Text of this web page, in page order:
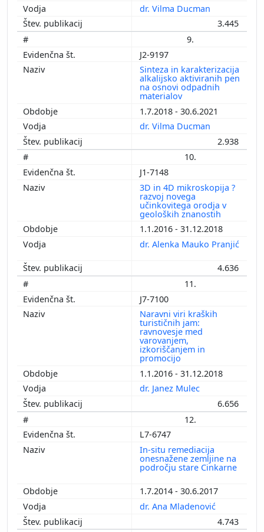
dr. Vilma Ducman
3.445
9.
J2-9197
Sinteza in karakterizacija
alkalijsko aktiviranih pen
na osnovi odpadnih
materialov
1.7.2018 - 30.6.2021
dr. Vilma Ducman
2.938
10.
J1-7148
3D in 4D mikroskopija ?
razvoj novega
učinkovitega orodja v
geoloških znanostih
1.1.2016 - 31.12.2018
dr. Alenka Mauko Pranjić
4.636
11.
J7-7100
Naravni viri kraških
turističnih jam:
ravnovesje med
varovanjem,
izkoriščanjem in
promocijo
1.1.2016 - 31.12.2018
dr. Janez Mulec
6.656
12.
L7-6747
In-situ remediacija
onesnažene zemljine na
področju stare Cinkarne
1.7.2014 - 30.6.2017
dr. Ana Mladenović
4.743